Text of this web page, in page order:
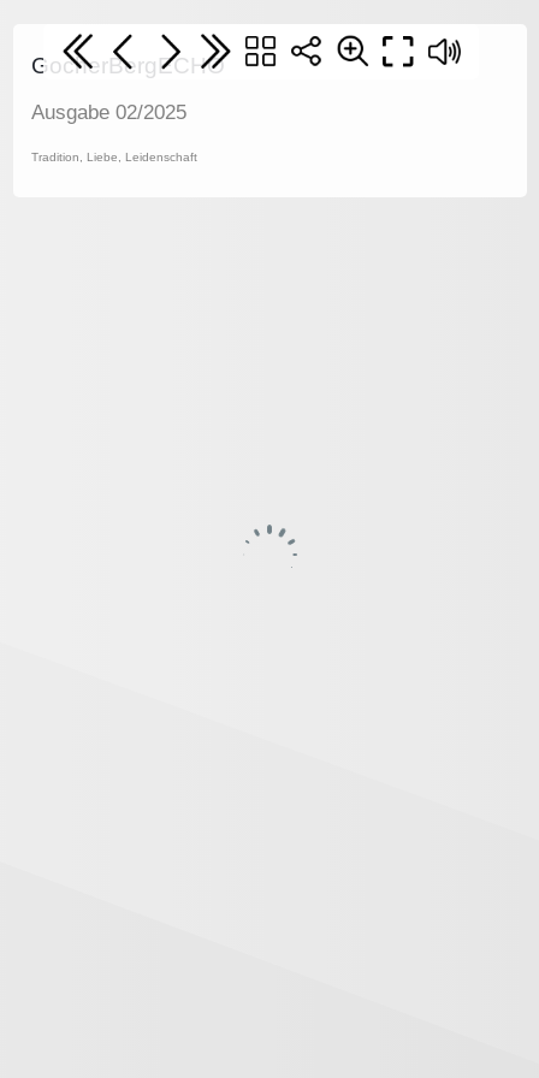
GocherBergECHO
Ausgabe 02/2025
Tradition, Liebe, Leidenschaft